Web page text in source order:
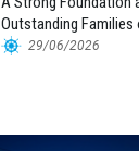
Outstanding Families
Workforce
29/06/2026